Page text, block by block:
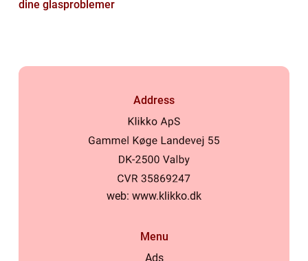
dine glasproblemer
Address
web: www.klikko.dk
Menu
Ads